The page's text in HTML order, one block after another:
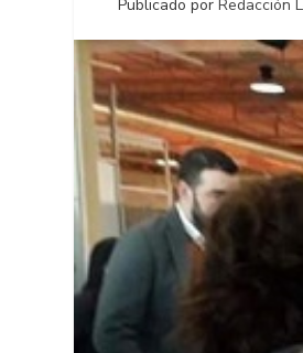
Publicado porRedacción